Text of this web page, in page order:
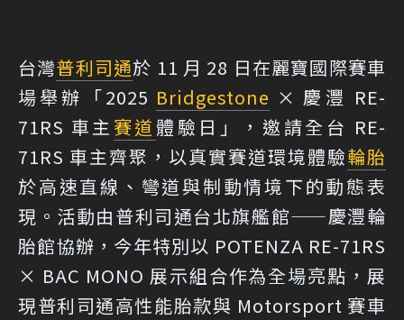
台灣普利司通於 11 月 28 日在麗寶國際賽車
場舉辦「2025 Bridgestone × 慶灃 RE-
71RS 車主 賽道 體驗日」，邀請全台 RE-
71RS 車主齊聚，以真實賽道環境體驗輪胎
於高速直線、彎道與制動情境下的動態表
現。活動由普利司通台北旗艦館——慶灃輪
胎館協辦，今年特別以 POTENZA RE-71RS
× BAC MONO 展示組合作為全場亮點，展
現普利司通高性能胎款與 Motorsport 賽車